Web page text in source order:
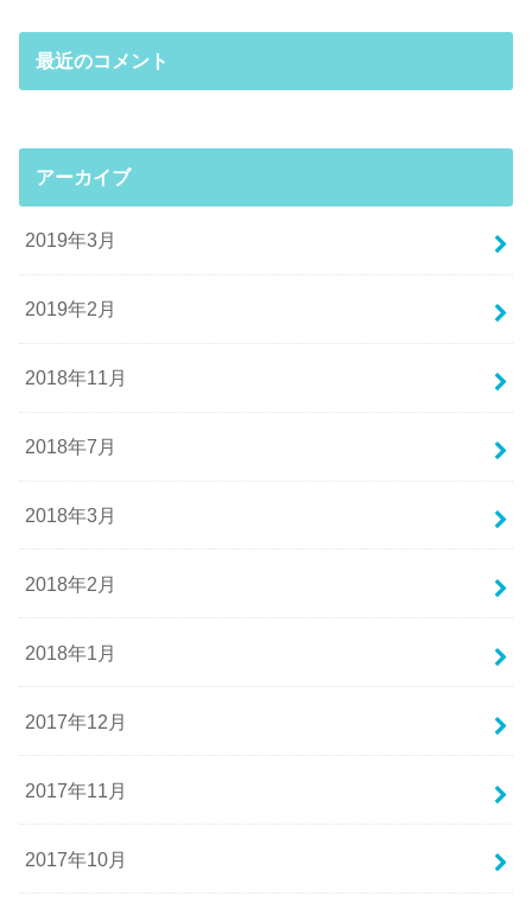
最近のコメント
アーカイブ
2019年3月
2019年2月
2018年11月
2018年7月
2018年3月
2018年2月
2018年1月
2017年12月
2017年11月
2017年10月